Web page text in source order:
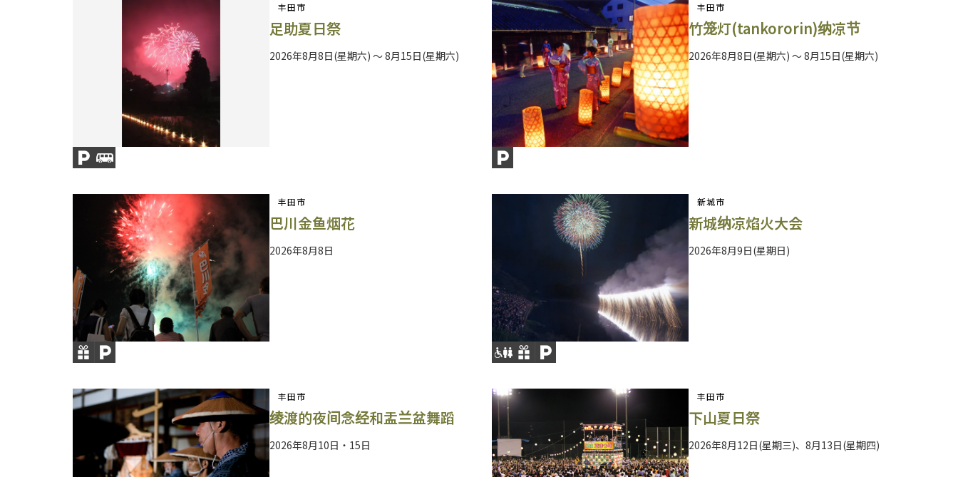
丰田市
足助夏日祭
2026年8月8日(星期六) ～ 8月15日(星期六)
丰田市
竹笼灯(tankororin)纳凉节
2026年8月8日(星期六) ～ 8月15日(星期六)
丰田市
巴川金鱼烟花
2026年8月8日
新城市
新城纳凉焰火大会
2026年8月9日(星期日)
丰田市
绫渡的夜间念经和盂兰盆舞蹈
2026年8月10日・15日
丰田市
下山夏日祭
2026年8月12日(星期三)、8月13日(星期四)